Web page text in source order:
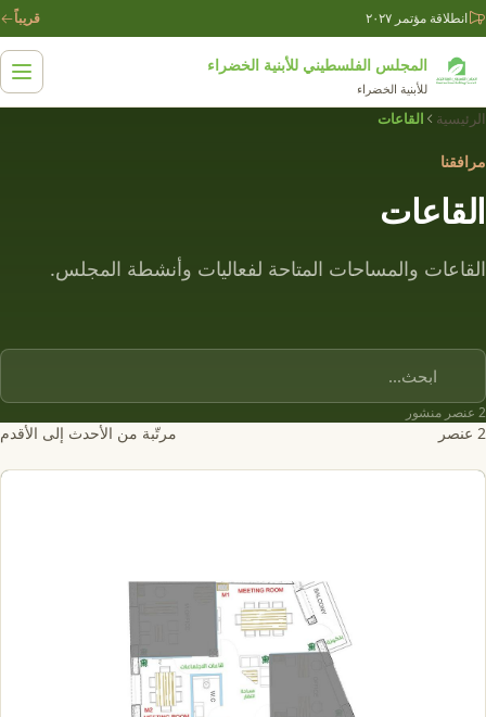
Skip to content
انطلاقة مؤتمر ٢٠٢٧ قريباً
المجلس الفلسطيني للأبنية الخضراء
للأبنية الخضراء
الرئيسية القاعات
مرافقنا
القاعات
القاعات والمساحات المتاحة لفعاليات وأنشطة المجلس.
2 عنصر منشور
2 عنصر مرتّبة من الأحدث إلى الأقدم